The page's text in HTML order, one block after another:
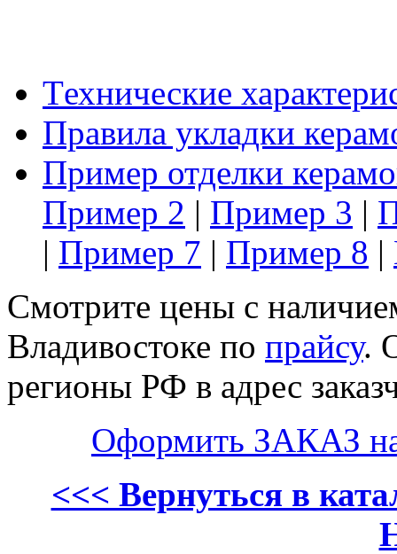
Tехнические
Правила укладки
Пример отделки
Пример 2 | Пример 3 |
| Пример 7 | Пример 8 |
Смотрите цены с
Владивостоке по прайсу.
регионы РФ в адрес
Оформить ЗАКАЗ
<<< Вернуться в